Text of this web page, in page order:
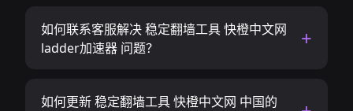
如何联系客服解决 稳定翻墙工具 快橙中文网
ladder加速器 问题？
如何更新 稳定翻墙工具 快橙中文网 中国的